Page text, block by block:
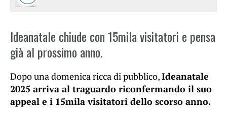
Ideanatale chiude con 15mila visitatori e pensa
già al prossimo anno.
Dopo una domenica ricca di pubblico,Ideanatale
2025 arriva al traguardo riconfermando il suo
appeal e i 15mila visitatori dello scorso anno.